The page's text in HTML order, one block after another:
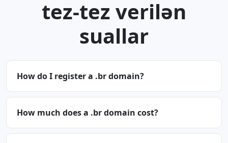
tez-tez verilən
suallar
How do I register a .br domain?
How much does a .br domain cost?